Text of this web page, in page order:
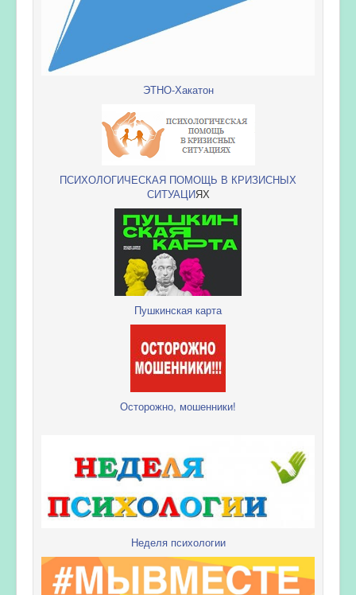
ЭТНО-Хакатон
ПСИХОЛОГИЧЕСКАЯ ПОМОЩЬ В КРИЗИСНЫХ
СИТУАЦИЯХ
Пушкинская карта
Осторожно, мошенники!
Неделя психологии